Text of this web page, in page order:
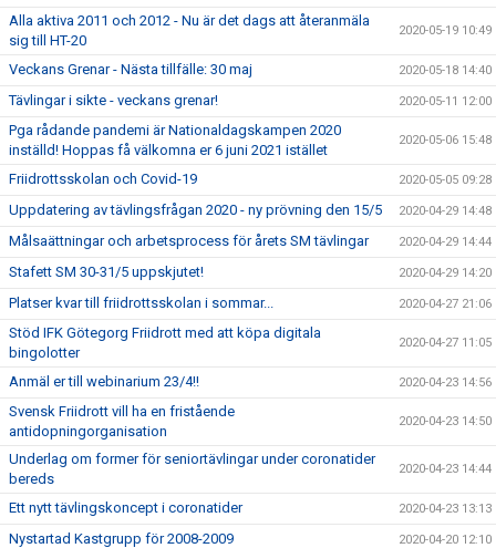
Alla aktiva 2011 och 2012 - Nu är det dags att återanmäla
sig till HT-20
2020-05-19 10:49
Veckans Grenar - Nästa tillfälle: 30 maj 2020-05-18 14:40
Tävlingar i sikte - veckans grenar! 2020-05-11 12:00
Pga rådande pandemi är Nationaldagskampen 2020
inställd! Hoppas få välkomna er 6 juni 2021 istället
2020-05-06 15:48
Friidrottsskolan och Covid-19 2020-05-05 09:28
Uppdatering av tävlingsfrågan 2020 - ny prövning den 15/5 2020-04-29 14:48
Målsaättningar och arbetsprocess för årets SM tävlingar 2020-04-29 14:44
Stafett SM 30-31/5 uppskjutet! 2020-04-29 14:20
Platser kvar till friidrottsskolan i sommar... 2020-04-27 21:06
Stöd IFK Götegorg Friidrott med att köpa digitala
bingolotter
2020-04-27 11:05
Anmäl er till webinarium 23/4!! 2020-04-23 14:56
Svensk Friidrott vill ha en fristående
antidopningorganisation
2020-04-23 14:50
Underlag om former för seniortävlingar under coronatider
bereds
2020-04-23 14:44
Ett nytt tävlingskoncept i coronatider 2020-04-23 13:13
Nystartad Kastgrupp för 2008-2009 2020-04-20 12:10